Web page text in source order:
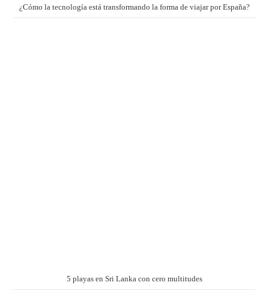
¿Cómo la tecnología está transformando la forma de viajar por España?
5 playas en Sri Lanka con cero multitudes